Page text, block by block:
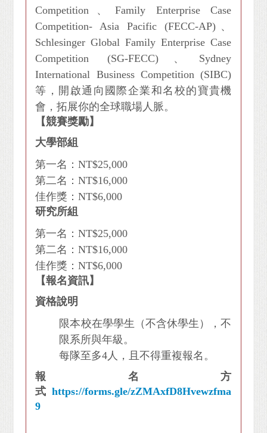
Competition、Family Enterprise Case
Competition- Asia Pacific (FECC-AP)、
Schlesinger Global Family Enterprise Case
Competition (SG-FECC)、Sydney
International Business Competition (SIBC)
等，開啟通向國際企業和名校的寶貴機
會，拓展你的全球職場人脈。
【競賽獎勵】
大學部組
第一名：NT$25,000
第二名：NT$16,000
佳作獎：NT$6,000
研究所組
第一名：NT$25,000
第二名：NT$16,000
佳作獎：NT$6,000
【報名資訊】
資格說明
限本校在學學生（不含休學生），不
限系所與年級。
每隊至多4人，且不得重複報名。
報名方
式https://forms.gle/zZMAxfD8Hvewzfma
9